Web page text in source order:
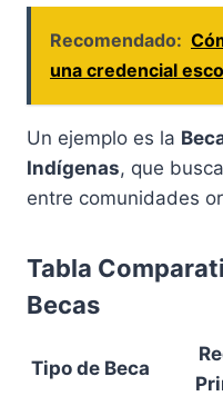
Recomendado:
una credencial
Un ejemplo es la
Indígenas, que
entre comunidades
Tabla
Becas
Tipo de Beca